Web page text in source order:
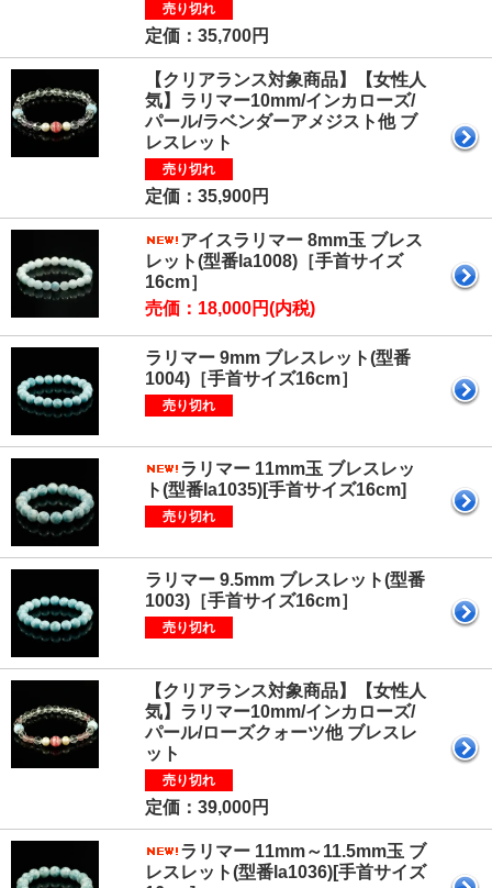
売り切れ
定価：35,700円
【クリアランス対象商品】【女性人
気】ラリマー10mm/インカローズ/
パール/ラベンダーアメジスト他 ブ
レスレット
売り切れ
定価：35,900円
アイスラリマー 8mm玉 ブレス
レット(型番la1008)［手首サイズ
16cm］
売価：18,000円(内税)
ラリマー 9mm ブレスレット(型番
1004)［手首サイズ16cm］
売り切れ
ラリマー 11mm玉 ブレスレッ
ト(型番la1035)[手首サイズ16cm]
売り切れ
ラリマー 9.5mm ブレスレット(型番
1003)［手首サイズ16cm］
売り切れ
【クリアランス対象商品】【女性人
気】ラリマー10mm/インカローズ/
パール/ローズクォーツ他 ブレスレ
ット
売り切れ
定価：39,000円
ラリマー 11mm～11.5mm玉 ブ
レスレット(型番la1036)[手首サイズ